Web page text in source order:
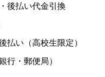
後払い代金引換
払い（高校生限定）
行・郵便局）